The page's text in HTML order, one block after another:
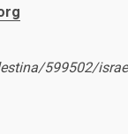
599502/